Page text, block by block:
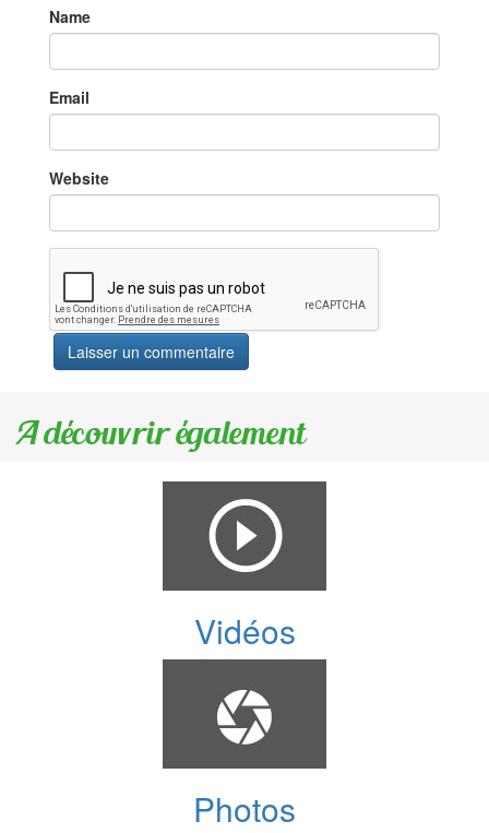
Name
Email
Website
A découvrir également
Vidéos
Photos